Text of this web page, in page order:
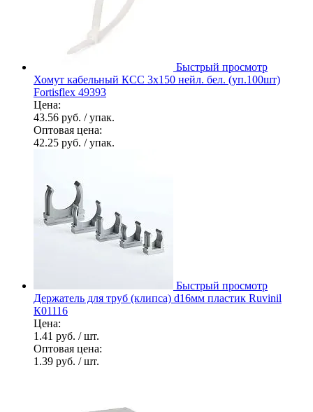
Быстрый просмотр
Хомут кабельный КСС 3х150 нейл. бел. (уп.100шт)
Fortisflex 49393
Цена:
43.56 руб. / упак.
Оптовая цена:
42.25 руб. / упак.
Быстрый просмотр
Держатель для труб (клипса) d16мм пластик Ruvinil
К01116
Цена:
1.41 руб. / шт.
Оптовая цена:
1.39 руб. / шт.